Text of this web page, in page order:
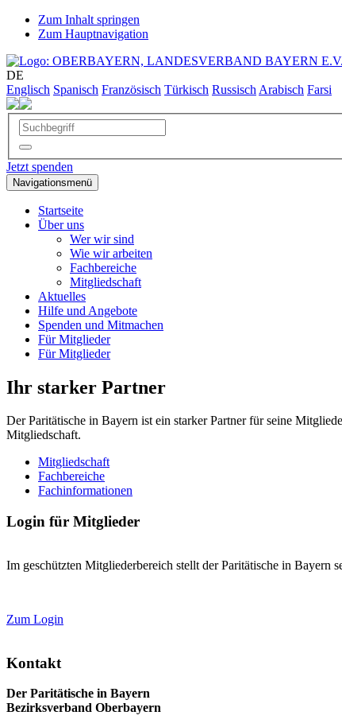
Zum Inhalt springen
Zum Hauptnavigation
DE
Englisch Spanisch Französisch Türkisch Russisch Arabisch Farsi
Jetzt spenden
Navigationsmenü
Startseite
Über uns
Wer wir sind
Wie wir arbeiten
Fachbereiche
Mitgliedschaft
Aktuelles
Hilfe und Angebote
Spenden und Mitmachen
Für Mitglieder
Für Mitglieder
Ihr starker Partner
Der Paritätische in Bayern ist ein starker Partner für seine
Mitgliedschaft.
Mitgliedschaft
Fachbereiche
Fachinformationen
Login für Mitglieder
Im geschützten Mitgliederbereich stellt der Paritätische in
Zum Login
Kontakt
Der Paritätische in Bayern
Bezirksverband Oberbayern